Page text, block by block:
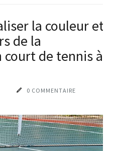
la couleur et
de la
court de tennis à
0 COMMENTAIRE